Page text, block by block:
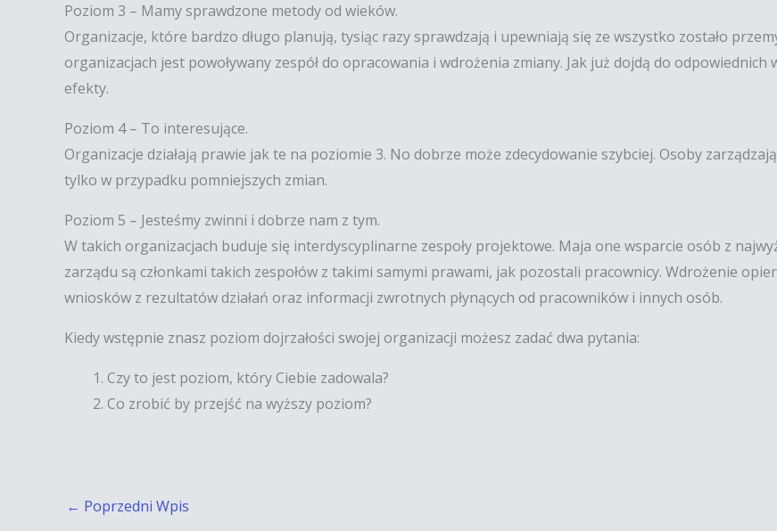
Poziom 3 – Mamy sprawdzone metody od wieków.
Organizacje, które bardzo długo planują, tysiąc razy sprawdzają i upewniają się ze wszystko zostało
organizacjach jest powoływany zespół do opracowania i wdrożenia zmiany. Jak już dojdą do
efekty.
Poziom 4 – To interesujące.
Organizacje działają prawie jak te na poziomie 3. No dobrze może zdecydowanie szybciej. Osoby
tylko w przypadku pomniejszych zmian.
Poziom 5 – Jesteśmy zwinni i dobrze nam z tym.
W takich organizacjach buduje się interdyscyplinarne zespoły projektowe. Maja one wsparcie osób z
zarządu są członkami takich zespołów z takimi samymi prawami, jak pozostali pracownicy. Wdrożenie
wniosków z rezultatów działań oraz informacji zwrotnych płynących od pracowników i innych osób.
Kiedy wstępnie znasz poziom dojrzałości swojej organizacji możesz zadać dwa pytania:
Czy to jest poziom, który Ciebie zadowala?
Co zrobić by przejść na wyższy poziom?
← Poprzedni Wpis